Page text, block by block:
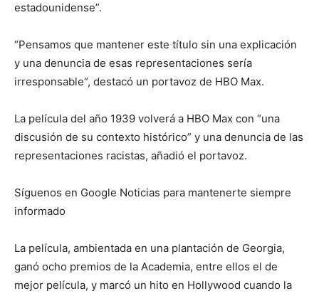
estadounidense”.
“Pensamos que mantener este título sin una explicación
y una denuncia de esas representaciones sería
irresponsable“, destacó un portavoz de HBO Max.
La película del año 1939 volverá a HBO Max con “una
discusión de su contexto histórico” y una denuncia de las
representaciones racistas, añadió el portavoz.
Síguenos en Google Noticias para mantenerte siempre
informado
La película, ambientada en una plantación de Georgia,
ganó ocho premios de la Academia, entre ellos el de
mejor película, y marcó un hito en Hollywood cuando la